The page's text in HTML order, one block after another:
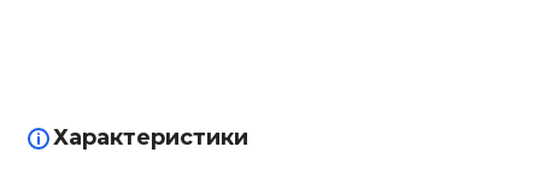
Характеристики